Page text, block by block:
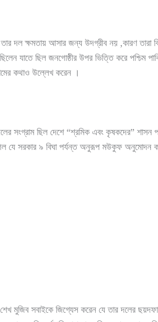
দল ক্ষমতায় আসার জন্য উদগ্রীব নয় ,কারণ তারা
যাতে ছিল জনগোষ্ঠীর উপর ভিত্তি করে
কথাও উল্লেখ করেন ।
সংগ্রাম ছিল দেশে “শ্রমিক এবং কৃষকদের” শাসন
যে সরকার ৯ বিঘা পর্যন্ত অনুরূপ মউকুফ অনুমোদন
মুজিব সবাইকে জিগ্যেস করেন যে তার দলের